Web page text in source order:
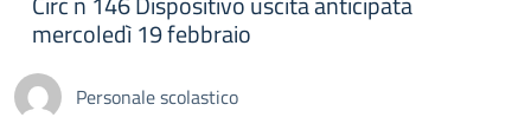
mercoledì 19 febbraio
Personale scolastico